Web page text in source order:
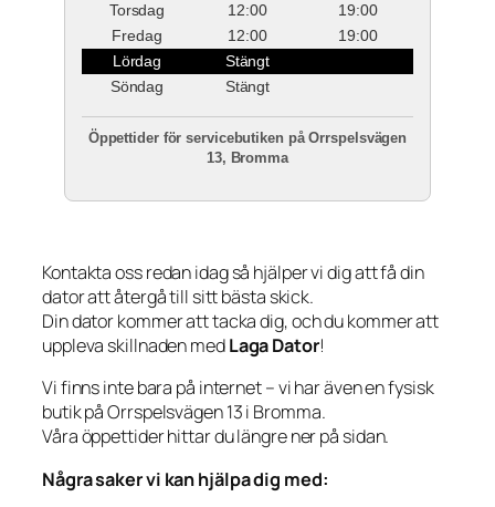
Torsdag
12:00
19:00
Fredag
12:00
19:00
Lördag
Stängt
Söndag
Stängt
Öppettider för servicebutiken på Orrspelsvägen
13, Bromma
Kontakta oss redan idag så hjälper vi dig att få din
dator att återgå till sitt bästa skick.
Din dator kommer att tacka dig, och du kommer att
uppleva skillnaden medLaga Dator!
Vi finns inte bara på internet – vi har även en fysisk
butik på Orrspelsvägen 13 i Bromma.
Våra öppettider hittar du längre ner på sidan.
Några saker vi kan hjälpa dig med: